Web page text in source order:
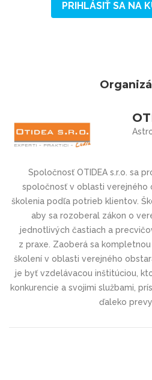
PRIHLÁSIŤ SA NA
Spoločnosť OTIDEA s.r.o. sa
spoločnosť v oblasti verejného
školenia podľa potrieb klientov.
aby sa rozoberal zákon o
jednotlivých častiach a
z praxe. Zaoberá sa
školení v oblasti verejného
je byť vzdelávacou inštitúciou,
konkurencie a svojimi službami,
ďaleko